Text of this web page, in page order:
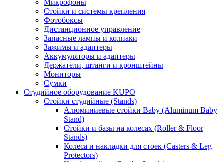
Микрофоны
Стойки и системы крепления
Фотобоксы
Дистанционное управление
Запасные лампы и колпаки
Зажимы и адаптеры
Аккумуляторы и адаптеры
Держатели, штанги и кронштейны
Мониторы
Сумки
Студийное оборудование KUPO
Стойки студийные (Stands)
Алюминиевые стойки Baby (Aluminum Baby
Stand)
Стойки и базы на колесах (Roller & Floor
Stands)
Колеса и накладки для стоек (Casters & Leg
Protectors)